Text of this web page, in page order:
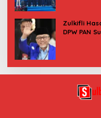
Zulkifli
DPW PAN